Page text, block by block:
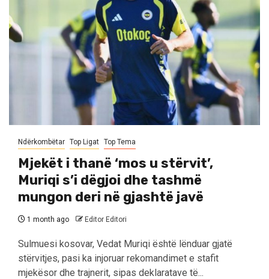
Ndërkombëtar Top Ligat Top Tema
Mjekët i thanë ‘mos u stërvit’,
Muriqi s’i dëgjoi dhe tashmë
mungon deri në gjashtë javë
1 month ago Editor Editori
Sulmuesi kosovar, Vedat Muriqi është lënduar gjatë
stërvitjes, pasi ka injoruar rekomandimet e stafit
mjekësor dhe trajnerit, sipas deklaratave të...